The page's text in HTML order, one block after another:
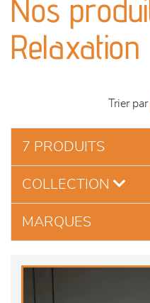
séjours
meubles de complément
literie
décoration
Nos
Relaxation
Trier par
7 PRODUITS
COLLECTION
MARQUES